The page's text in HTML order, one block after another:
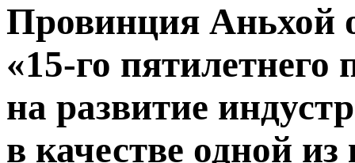
Провинция Аньхой
«15-го
на развитие
в качестве одной